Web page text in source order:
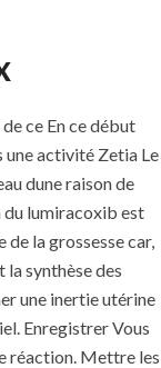
ce En ce début
une activité Zetia Le
dune raison de
du lumiracoxib est
la grossesse car,
synthèse des
une inertie utérine
Enregistrer Vous
réaction. Mettre les